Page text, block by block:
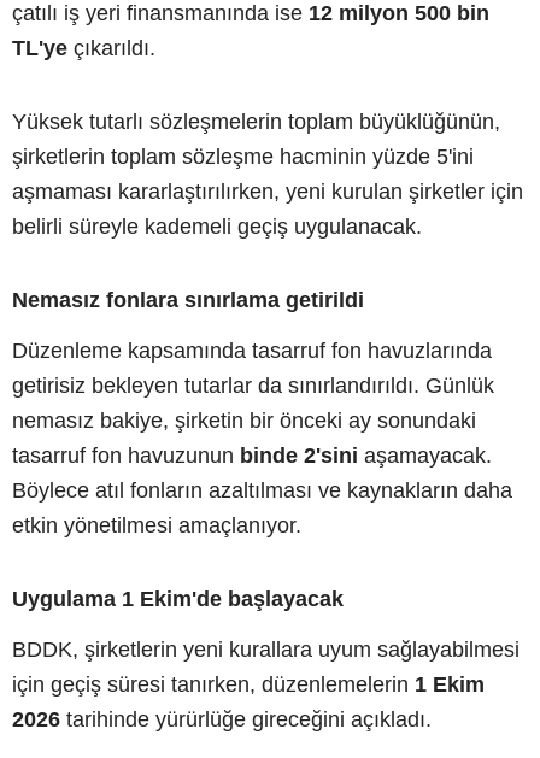
çatılı iş yeri finansmanında ise 12 milyon 500 bin
TL'ye çıkarıldı.
Yüksek tutarlı sözleşmelerin toplam büyüklüğünün,
şirketlerin toplam sözleşme hacminin yüzde 5'ini
aşmaması kararlaştırılırken, yeni kurulan şirketler için
belirli süreyle kademeli geçiş uygulanacak.
Nemasız fonlara sınırlama getirildi
Düzenleme kapsamında tasarruf fon havuzlarında
getirisiz bekleyen tutarlar da sınırlandırıldı. Günlük
nemasız bakiye, şirketin bir önceki ay sonundaki
tasarruf fon havuzunun binde 2'sini aşamayacak.
Böylece atıl fonların azaltılması ve kaynakların daha
etkin yönetilmesi amaçlanıyor.
Uygulama 1 Ekim'de başlayacak
BDDK, şirketlerin yeni kurallara uyum sağlayabilmesi
için geçiş süresi tanırken, düzenlemelerin 1 Ekim
2026 tarihinde yürürlüğe gireceğini açıkladı.